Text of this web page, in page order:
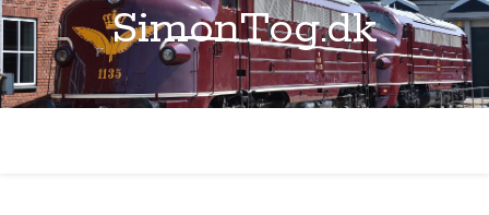
SimonTog.dk